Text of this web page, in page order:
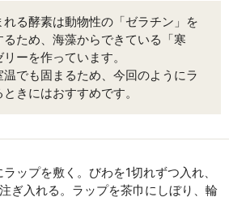
る酵素は動物性の「ゼラチン」を
ため、海藻からできている「寒
ーを作っています。
温でも固まるため、今回のようにラ
きにはおすすめです。
ップを敷く。びわを1切れずつ入れ、
ぎ入れる。ラップを茶巾にしぼり、輪